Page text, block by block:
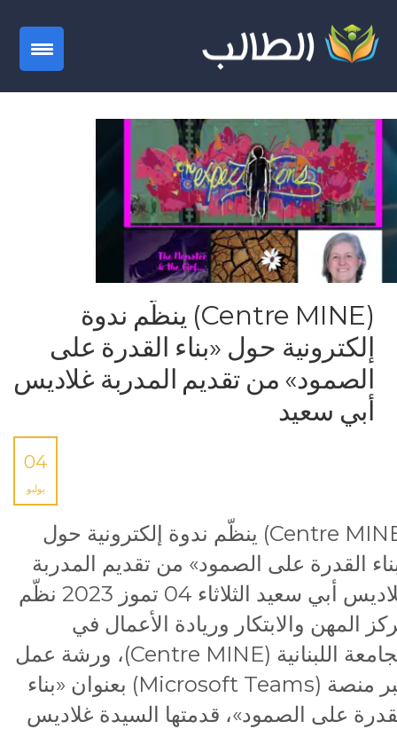
(Centre MINE) ينظّم ندوة
إلكترونية حول «بناء القدرة على
الصمود» من تقديم المدربة غلاديس
أبي سعيد
04
يوليو
(Centre MINE) ينظّم ندوة إلكترونية حول
القدرة على الصمود» من تقديم المدربة
غلاديس أبي سعيد الثلاثاء 04 تموز 2023 نظّم
المهن والابتكار وريادة الأعمال في
الجامعة اللبنانية (Centre MINE)، ورشة عمل
عبر منصة (Microsoft Teams) بعنوان «بناء
على الصمود»، قدمتها السيدة غلاديس